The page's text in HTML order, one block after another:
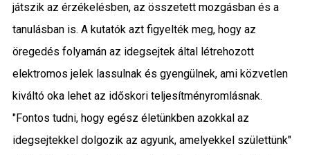
játszik az érzékelésben, az összetett mozgásban és a
tanulásban is. A kutatók azt figyelték meg, hogy az
öregedés folyamán az idegsejtek által létrehozott
elektromos jelek lassulnak és gyengülnek, ami közvetlen
kiváltó oka lehet az időskori teljesítményromlásnak.
"Fontos tudni, hogy egész életünkben azokkal az
idegsejtekkel dolgozik az agyunk, amelyekkel születtünk"